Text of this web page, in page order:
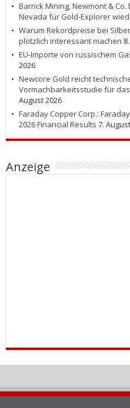
Barrick Mining, Newmont &
Nevada für Gold-Explorer
Warum Rekordpreise bei
plötzlich interessant machen
EU-Importe von russischem
2026
Newcore Gold reicht
Vormachbarkeitsstudie für
August 2026
Faraday Copper Corp.:
2026 Financial Results 7.
Anzeige